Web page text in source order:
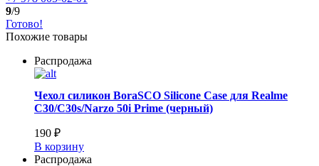
9/9
Готово!
Похожие товары
Распродажа
Чехол силикон BoraSCO Silicone Case для Realme
C30/C30s/Narzo 50i Prime (черный)
190 ₽
В корзину
Распродажа